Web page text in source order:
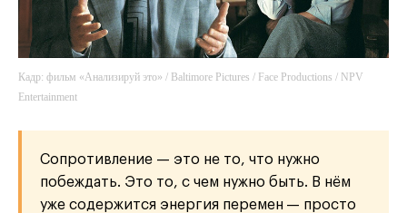
Кадр: фильм «Анализируй это» / Baltimore Pictures / Face Productions / NPV
Entertainment
Сопротивление — это не то, что нужно
побеждать. Это то, с чем нужно быть. В нём
уже содержится энергия перемен — просто